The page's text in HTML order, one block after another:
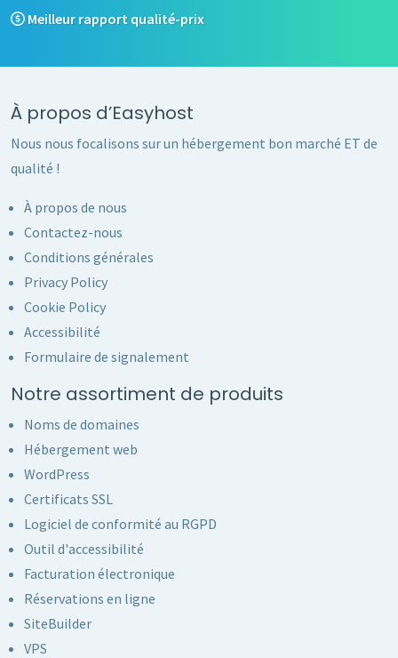
Meilleur rapport qualité-prix
À propos d’Easyhost
Nous nous focalisons sur un hébergement bon marché ET de
qualité !
À propos de nous
Contactez-nous
Conditions générales
Privacy Policy
Cookie Policy
Accessibilité
Formulaire de signalement
Notre assortiment de produits
Noms de domaines
Hébergement web
WordPress
Certificats SSL
Logiciel de conformité au RGPD
Outil d'accessibilité
Facturation électronique
Réservations en ligne
SiteBuilder
VPS